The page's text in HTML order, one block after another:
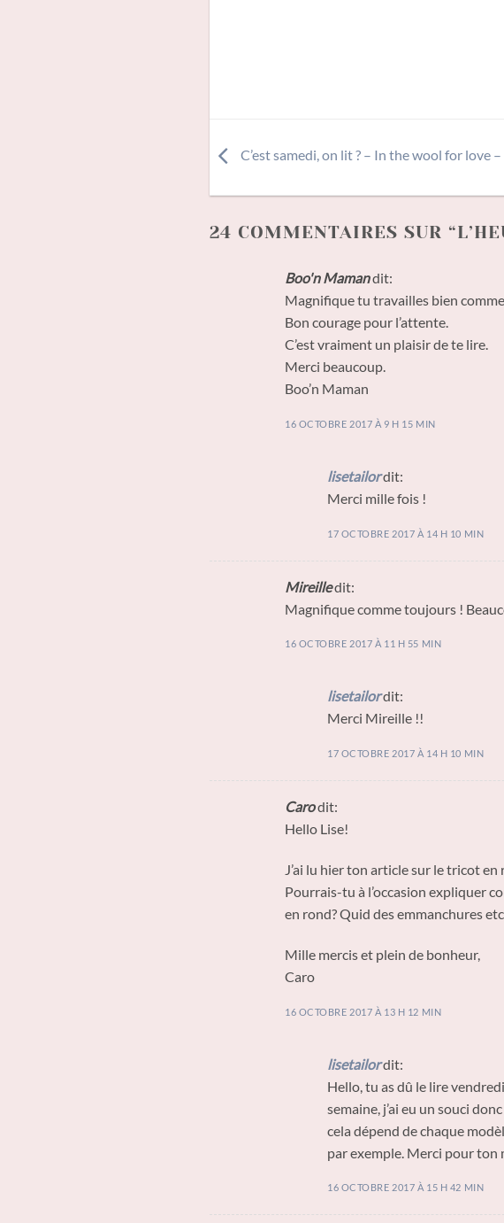
C’est samedi, on lit ? – In the wool for love
24 COMMENTAIRES SUR “
Boo'n Mamandit:
Magnifique tu travailles bien
Bon courage pour l’attente.
C’est vraiment un plaisir de te lire.
Merci beaucoup.
Boo’n Maman
16 OCTOBRE 2017 À 9 H 15 MIN
lisetailordit:
Merci mille fois !
17 OCTOBRE 2017 À 14 H 10 MIN
Mireilledit:
Magnifique comme toujours !
16 OCTOBRE 2017 À 11 H 55 MIN
lisetailordit:
Merci Mireille !!
17 OCTOBRE 2017 À 14 H 10 MIN
Carodit:
Hello Lise!
J’ai lu hier ton article sur le tricot en
Pourrais-tu à l’occasion expliquer
en rond? Quid des emmanchures
Mille mercis et plein de bonheur,
Caro
16 OCTOBRE 2017 À 13 H 12 MIN
lisetailordit:
Hello, tu as dû le lire
semaine, j’ai eu un souci
cela dépend de chaque
par exemple. Merci pour ton
16 OCTOBRE 2017 À 15 H 42 MIN